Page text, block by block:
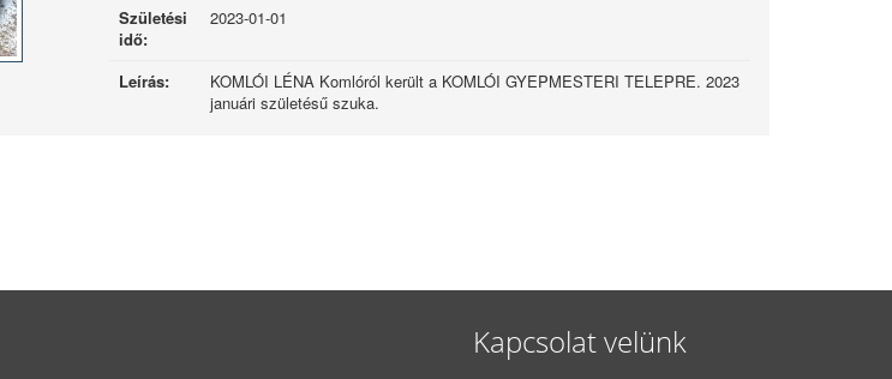
Születési
idő:
2023-01-01
Leírás:
KOMLÓI LÉNA Komlóról került a KOMLÓI GYEPMESTERI TELEPRE. 2023
januári születésű szuka.
Kapcsolat velünk